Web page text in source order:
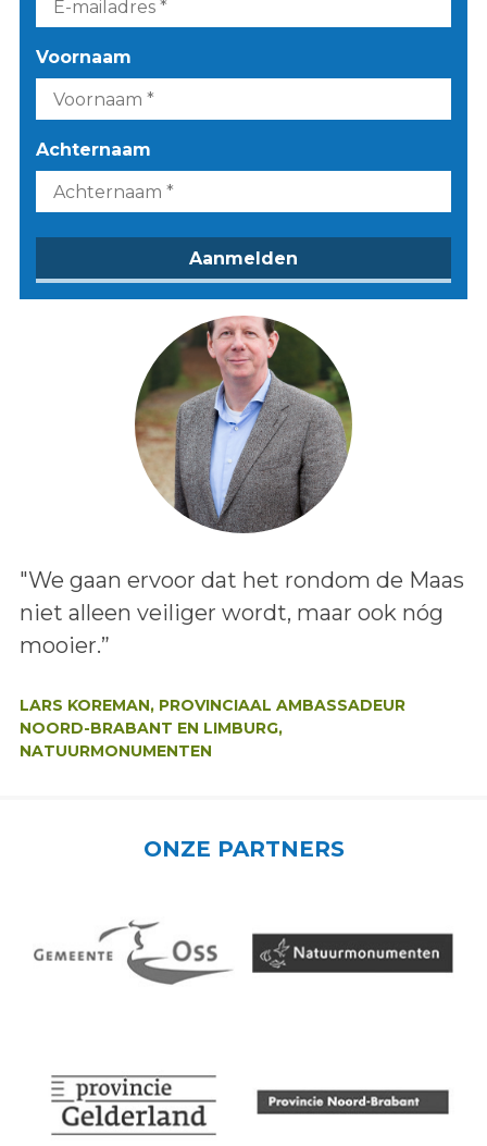
Voornaam
Achternaam
Lees het bericht:
"We gaan ervoor dat het rondom de Maas
niet alleen veiliger wordt, maar ook nóg
mooier.”
LARS KOREMAN, PROVINCIAAL AMBASSADEUR
NOORD-BRABANT EN LIMBURG,
NATUURMONUMENTEN
ONZE PARTNERS